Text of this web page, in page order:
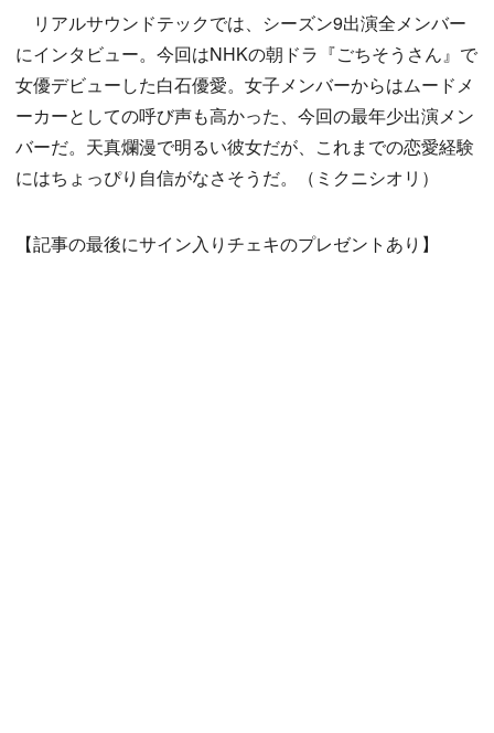
リアルサウンドテックでは、シーズン9出演全メンバー
にインタビュー。今回はNHKの朝ドラ『ごちそうさん』で
女優デビューした白石優愛。女子メンバーからはムードメ
ーカーとしての呼び声も高かった、今回の最年少出演メン
バーだ。天真爛漫で明るい彼女だが、これまでの恋愛経験
にはちょっぴり自信がなさそうだ。（ミクニシオリ）
【記事の最後にサイン入りチェキのプレゼントあり】